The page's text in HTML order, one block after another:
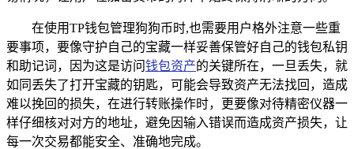
在使用TP钱包管理狗狗币时,也需要用户格外注意一些重
要事项，要像守护自己的宝藏一样妥善保管好自己的钱包私钥
和助记词，因为这是访问钱包资产的关键所在，一旦丢失，就
如同丢失了打开宝藏的钥匙，可能会导致资产无法找回，造成
难以挽回的损失，在进行转账操作时，更要像对待精密仪器一
样仔细核对对方的地址，避免因输入错误而造成资产损失，让
每一次交易都能安全、准确地完成。